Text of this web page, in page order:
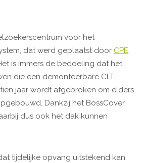
voor het
dat werd geplaatst door CPE,
is immers de bedoeling dat het
die een demonteerbare CLT-
jaar wordt afgebroken om elders
Dankzij het BossCover
dus ook het dak kunnen
tijdelijke opvang uitstekend kan